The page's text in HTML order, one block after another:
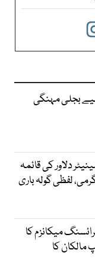
بجلی مہنگی
دلاور کی قائمہ
لفظی گولہ باری
میکانزم کا
مالکان کا